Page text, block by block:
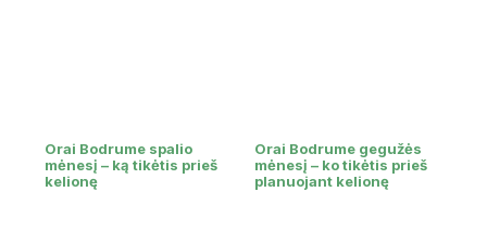
Orai Bodrume spalio
mėnesį – ką tikėtis prieš
kelionę
Orai Bodrume gegužės
mėnesį – ko tikėtis prieš
planuojant kelionę